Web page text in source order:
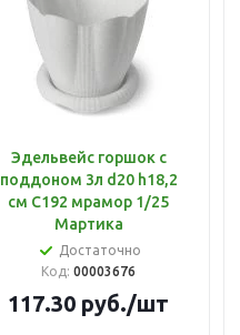
Эдельвейс горшок с
поддоном 3л d20 h18,2
см С192 мрамор 1/25
Мартика
Достаточно
Код: 00003676
117.30 руб./шт